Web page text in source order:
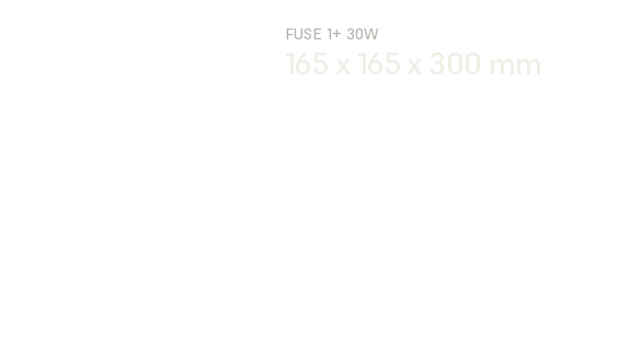
FUSE 1+ 30W
165 x 165 x 300 mm